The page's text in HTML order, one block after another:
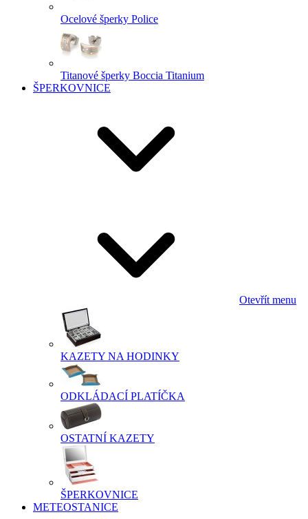
Ocelové šperky Police
Titanové šperky Boccia Titanium
ŠPERKOVNICE
Otevřít menu
KAZETY NA HODINKY
ODKLÁDACÍ PLATÍČKA
OSTATNÍ KAZETY
ŠPERKOVNICE
METEOSTANICE